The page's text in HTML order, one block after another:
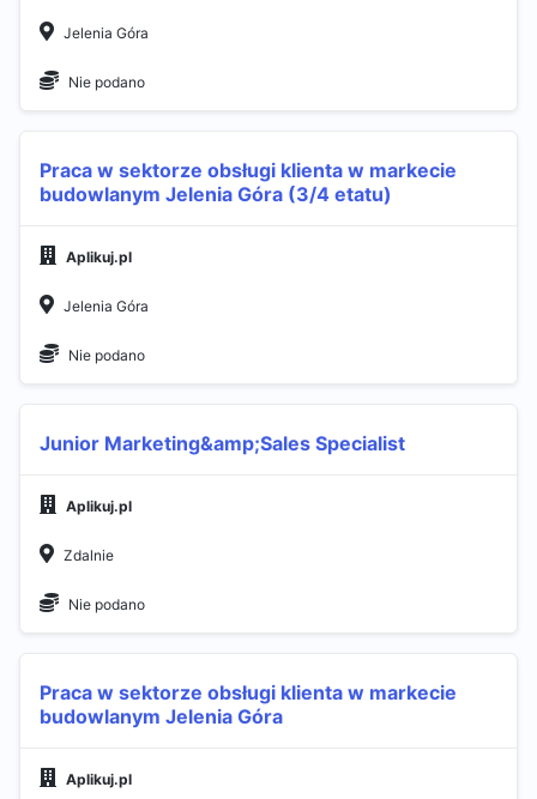
Jelenia Góra
Nie podano
Praca w sektorze obsługi klienta w markecie
budowlanym Jelenia Góra (3/4 etatu)
Aplikuj.pl
Jelenia Góra
Nie podano
Junior Marketing&amp;Sales Specialist
Aplikuj.pl
Zdalnie
Nie podano
Praca w sektorze obsługi klienta w markecie
budowlanym Jelenia Góra
Aplikuj.pl